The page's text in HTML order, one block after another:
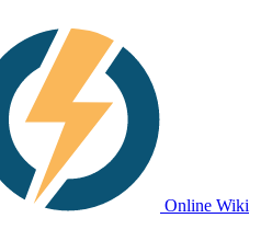
Online Wiki